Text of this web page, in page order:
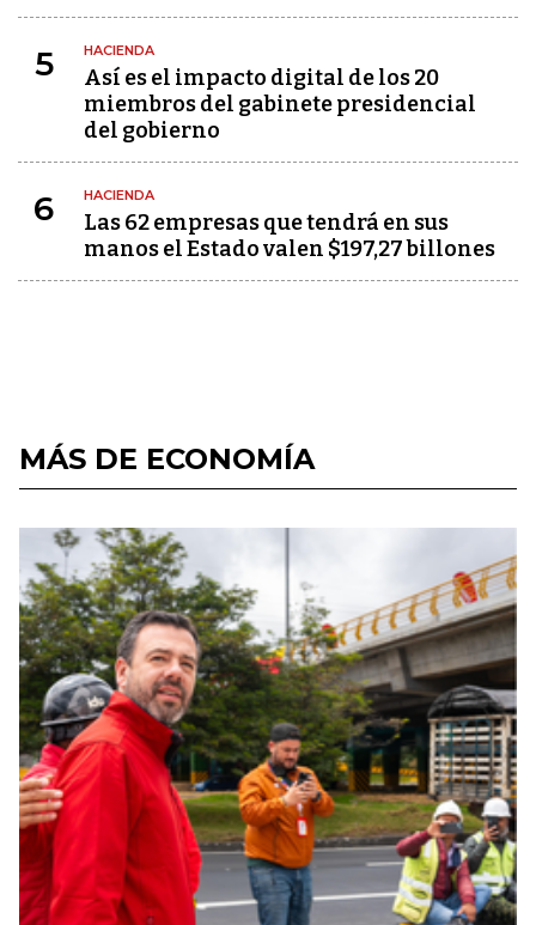
5 HACIENDA
Así es el impacto digital de los 20
miembros del gabinete presidencial
del gobierno
6 HACIENDA
Las 62 empresas que tendrá en sus
manos el Estado valen $197,27 billones
MÁS DE ECONOMÍA